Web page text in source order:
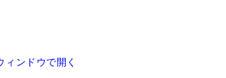
ィンドウで開く